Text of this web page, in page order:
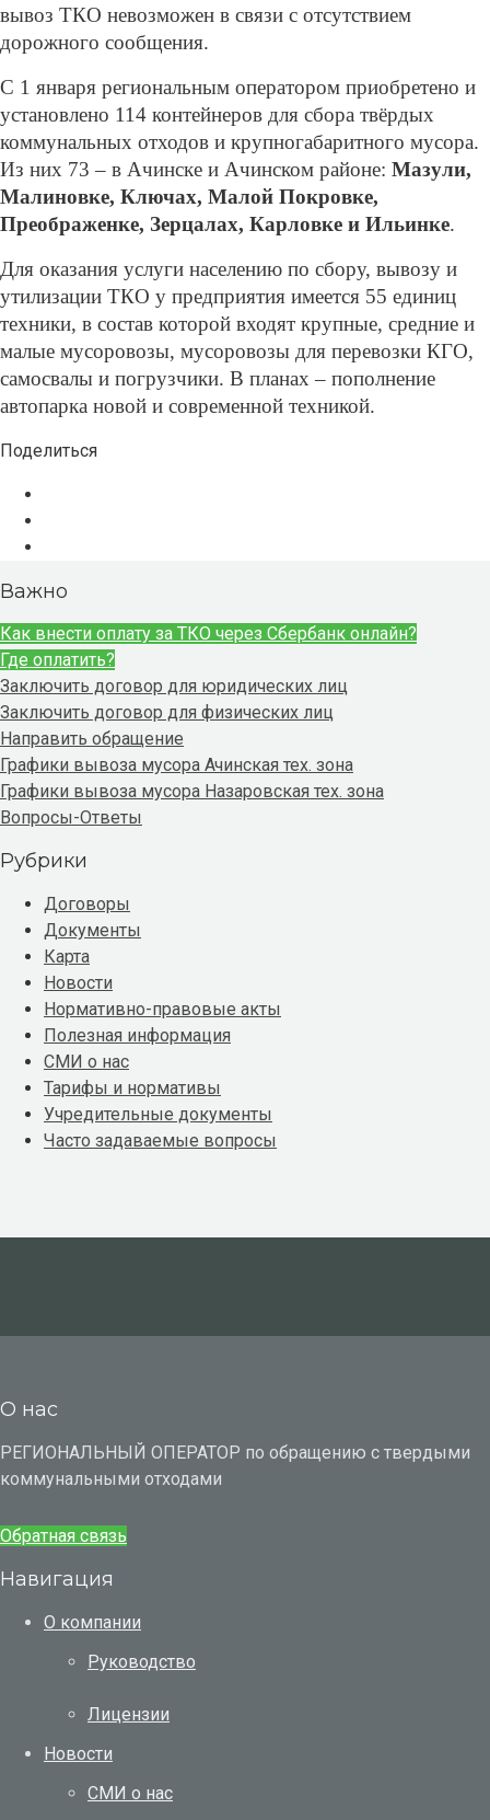
вывоз ТКО невозможен в связи с отсутствием
дорожного сообщения.
С 1 января региональным оператором приобретено и
установлено 114 контейнеров для сбора твёрдых
коммунальных отходов и крупногабаритного мусора.
Из них 73 – в Ачинске и Ачинском районе: Мазули,
Малиновке, Ключах, Малой Покровке,
Преображенке, Зерцалах, Карловке и Ильинке.
Для оказания услуги населению по сбору, вывозу и
утилизации ТКО у предприятия имеется 55 единиц
техники, в состав которой входят крупные, средние и
малые мусоровозы, мусоровозы для перевозки КГО,
самосвалы и погрузчики. В планах – пополнение
автопарка новой и современной техникой.
Поделиться
Важно
Как внести оплату за ТКО через Сбербанк онлайн?
Где оплатить?
Заключить договор для юридических лиц
Заключить договор для физических лиц
Направить обращение
Графики вывоза мусора Ачинская тех. зона
Графики вывоза мусора Назаровская тех. зона
Вопросы-Ответы
Рубрики
Договоры
Документы
Карта
Новости
Нормативно-правовые акты
Полезная информация
СМИ о нас
Тарифы и нормативы
Учредительные документы
Часто задаваемые вопросы
О нас
РЕГИОНАЛЬНЫЙ ОПЕРАТОР по обращению с твердыми
коммунальными отходами
Обратная связь
Навигация
О компании
Руководство
Лицензии
Новости
СМИ о нас